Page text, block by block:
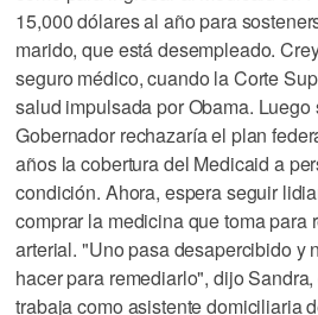
15,000 dólares al año para
marido, que está desempleado.
seguro médico, cuando la Corte
salud impulsada por Obama. Luego
Gobernador rechazaría el plan
años la cobertura del Medicaid a
condición. Ahora, espera seguir
comprar la medicina que toma para
arterial. "Uno pasa desapercibido y
hacer para remediarlo", dijo
trabaja como asistente domiciliaria